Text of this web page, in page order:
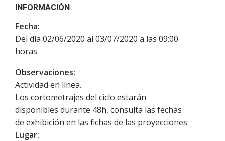
INFORMACIÓN
Fecha:
Del día 02/06/2020 al 03/07/2020 a las 09:00
horas
Observaciones:
Actividad en línea.
Los cortometrajes del ciclo estarán
disponibles durante 48h, consulta las fechas
de exhibición en las fichas de las proyecciones
Lugar: